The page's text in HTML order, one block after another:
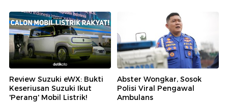
Review Suzuki eWX: Bukti
Keseriusan Suzuki Ikut
'Perang' Mobil Listrik!
Abster Wongkar, Sosok
Polisi Viral Pengawal
Ambulans